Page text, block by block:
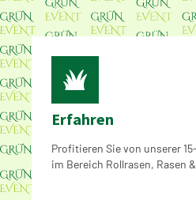
Erfahren
Profitieren Sie von unserer
im Bereich Rollrasen, Rasen